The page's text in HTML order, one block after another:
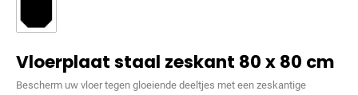
Vloerplaat staal zeskant 80 x 80 cm
Bescherm uw vloer tegen gloeiende deeltjes met een zeskantige